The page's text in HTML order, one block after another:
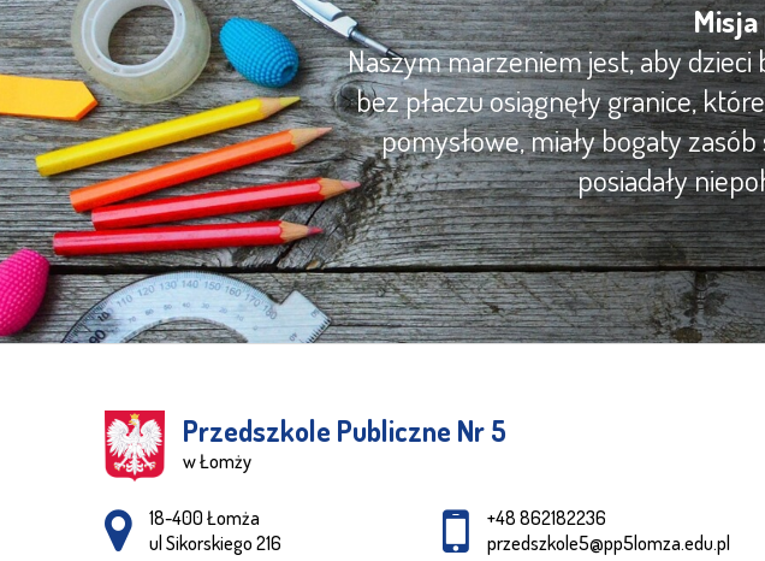
Naszym marzeniem jest, aby
bez płaczu osiągnęły granice,
pomysłowe, miały bogaty
posiadały
Przedszkole Publiczne Nr 5
w Łomży
Adres pocztowy:
18-400 Łomża
ul Sikorskiego 216
+48 862182236
przedszkole5@pp5lomza.edu.pl